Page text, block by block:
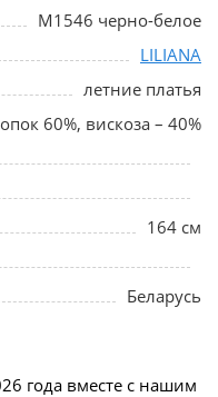
М1546 черно-белое
LILIANA
летние платья
60%, вискоза – 40%
164 см
Беларусь
года вместе с нашим